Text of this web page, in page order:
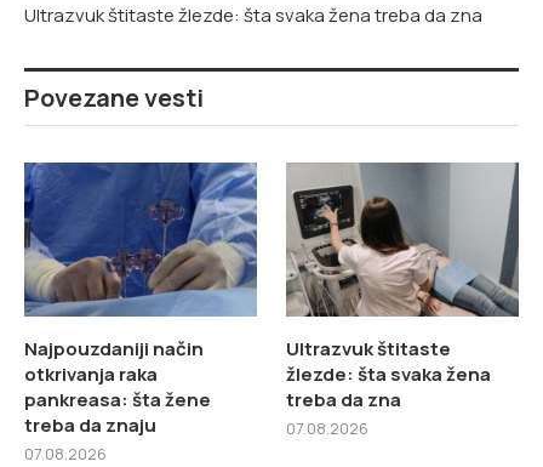
Ultrazvuk štitaste žlezde: šta svaka žena treba da zna
Povezane vesti
Najpouzdaniji način
otkrivanja raka
pankreasa: šta žene
treba da znaju
07.08.2026
Ultrazvuk štitaste
žlezde: šta svaka žena
treba da zna
07.08.2026